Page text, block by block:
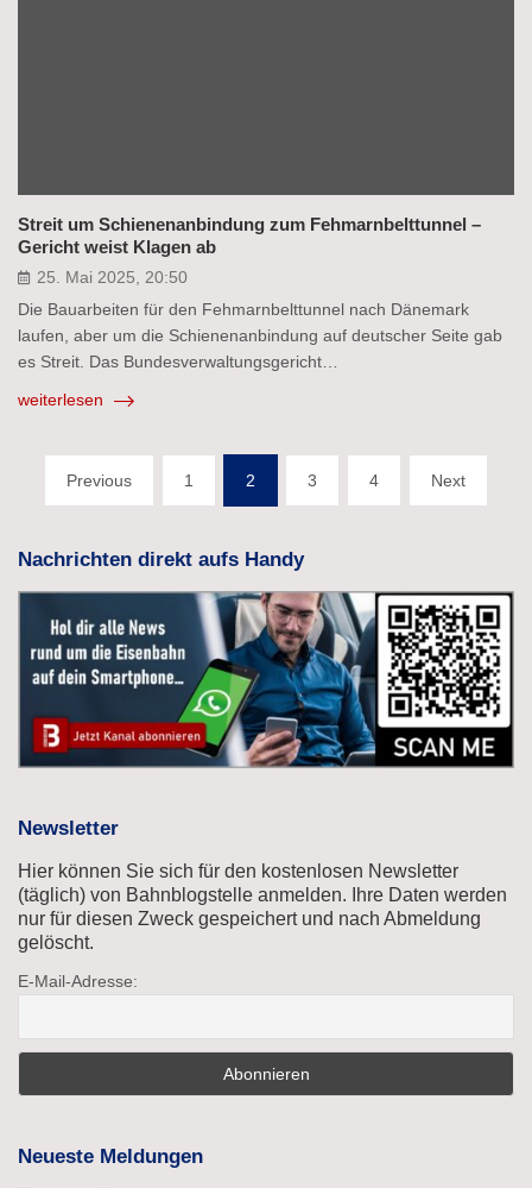
Streit um Schienenanbindung zum Fehmarnbelttunnel –
Gericht weist Klagen ab
25. Mai 2025, 20:50
Die Bauarbeiten für den Fehmarnbelttunnel nach Dänemark
laufen, aber um die Schienenanbindung auf deutscher Seite gab
es Streit. Das Bundesverwaltungsgericht…
weiterlesen
Seitennummerierung
der
Beiträge
Previous 1 2 3 4 Next
Nachrichten direkt aufs Handy
Newsletter
Hier können Sie sich für den kostenlosen Newsletter
(täglich) von Bahnblogstelle anmelden. Ihre Daten werden
nur für diesen Zweck gespeichert und nach Abmeldung
gelöscht.
E-Mail-Adresse:
Neueste Meldungen